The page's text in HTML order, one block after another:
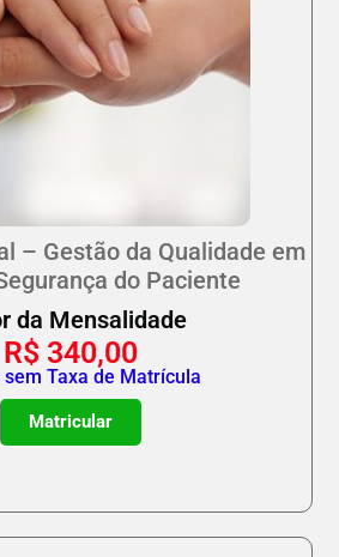
– Gestão da Qualidade em
do Paciente
da Mensalidade
R$ 340,00
sem Taxa de Matrícula
Matricular